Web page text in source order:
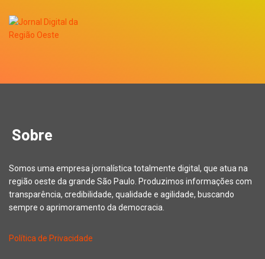
Sobre
Somos uma empresa jornalística totalmente digital, que atua na
região oeste da grande São Paulo. Produzimos informações com
transparência, credibilidade, qualidade e agilidade, buscando
sempre o aprimoramento da democracia.
Política de Privacidade